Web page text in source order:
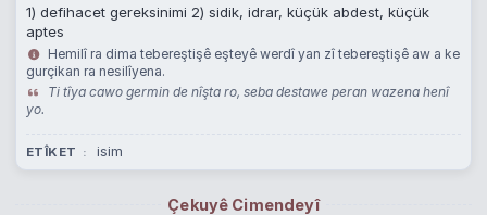
1) defihacet gereksinimi 2) sidik, idrar, küçük abdest, küçük
aptes
Hemilî ra dima tebereştişê eşteyê werdî yan zî tebereştişê aw a ke
gurçikan ra nesilîyena.
Ti tîya cawo germin de nîşta ro, seba destawe peran wazena henî
yo.
ETÎKET isim
Çekuyê Cimendeyî